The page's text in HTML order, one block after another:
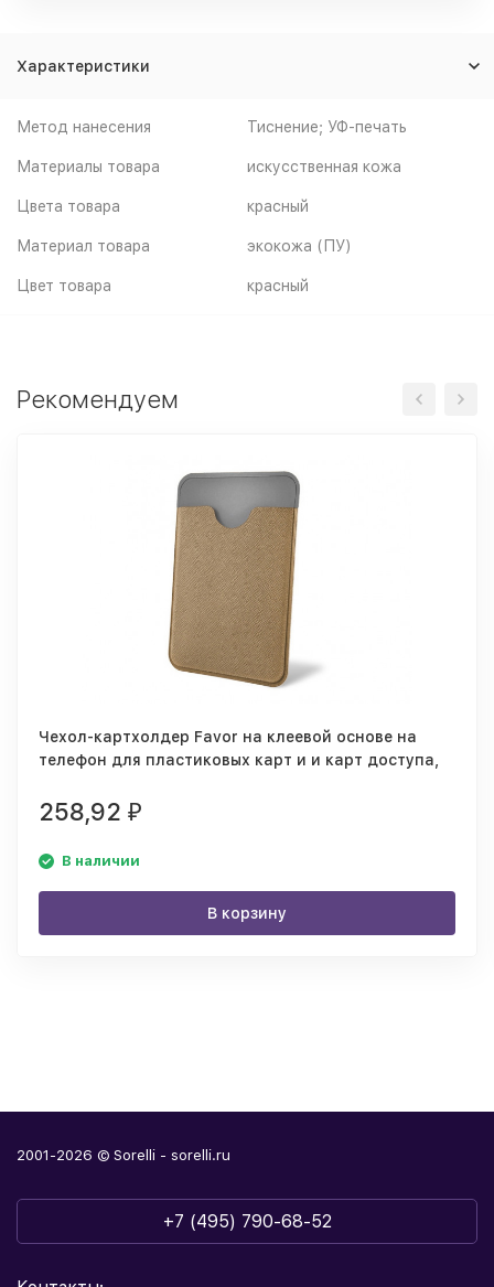
Характеристики
Метод нанесения Тиснение; УФ-печать
Материалы товара искусственная кожа
Цвета товара красный
Материал товара экокожа (ПУ)
Цвет товара красный
Рекомендуем
Чехол-картхолдер Favor на клеевой основе на
телефон для пластиковых карт и и карт доступа,
258,92 ₽
В наличии
В корзину
2001-2026 © Sorelli - sorelli.ru
+7 (495) 790-68-52